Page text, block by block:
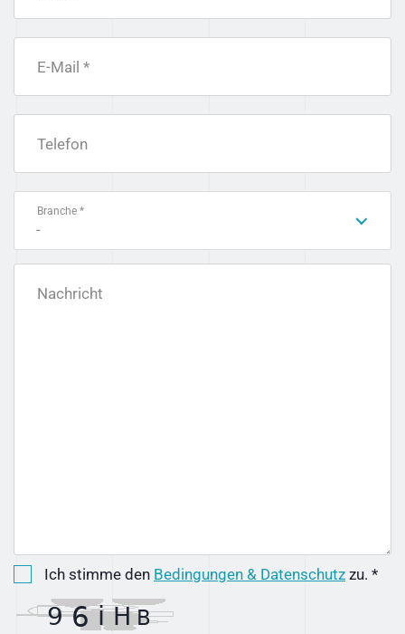
E-Mail *
Telefon
Branche *
-
Nachricht
Ich stimme den Bedingungen & Datenschutz zu. *